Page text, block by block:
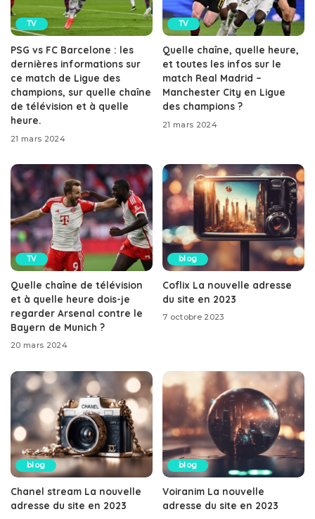
TV
PSG vs FC Barcelone : les
dernières informations sur
ce match de Ligue des
champions, sur quelle chaîne
de télévision et à quelle
heure.
21 mars 2024
TV
Quelle chaîne, quelle heure,
et toutes les infos sur le
match Real Madrid –
Manchester City en Ligue
des champions ?
21 mars 2024
TV
Quelle chaîne de télévision
et à quelle heure dois-je
regarder Arsenal contre le
Bayern de Munich ?
20 mars 2024
blog
Coflix La nouvelle adresse
du site en 2023
7 octobre 2023
blog
Chanel stream La nouvelle
adresse du site en 2023
blog
Voiranim La nouvelle
adresse du site en 2023